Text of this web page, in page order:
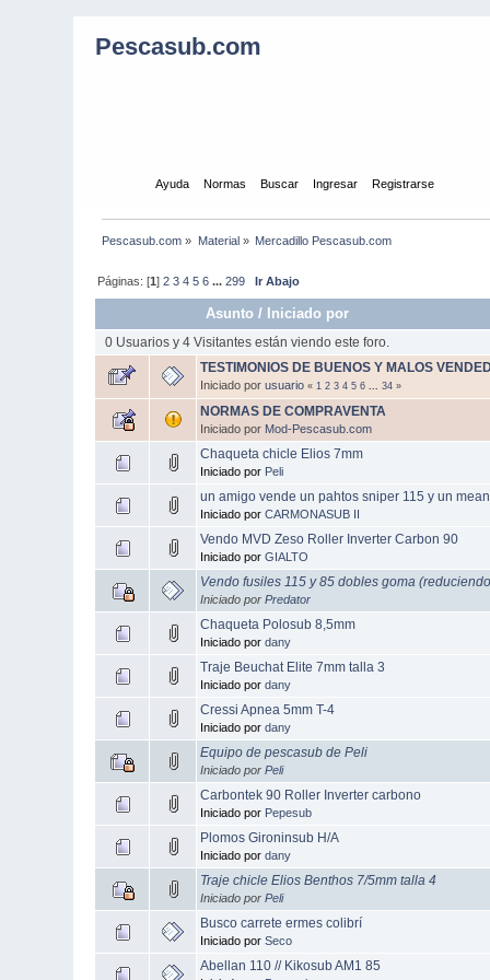
Pescasub.com
Ayuda Normas Buscar Ingresar Registrarse
Pescasub.com » Material» Mercadillo Pescasub.com
Páginas: [1]2 3 4 5 6 ...299 Ir Abajo
Asunto / Iniciado por
0 Usuarios y 4 Visitantes están viendo este foro.
TESTIMONIOS DE BUENOS Y MALOS
Iniciado porusuario « 1 2 3 4 5 6 ...34 »
NORMAS DE COMPRAVENTA
Iniciado por Mod-Pescasub.com
Chaqueta chicle Elios 7mm
Iniciado por Peli
un amigo vende un pahtos sniper 115 y un
Iniciado porCARMONASUB II
Vendo MVD Zeso Roller Inverter Carbon 90
Iniciado porGIALTO
Vendo fusiles 115 y 85 dobles goma
Iniciado porPredator
Chaqueta Polosub 8,5mm
Iniciado pordany
Traje Beuchat Elite 7mm talla 3
Iniciado pordany
Cressi Apnea 5mm T-4
Iniciado pordany
Equipo de pescasub de Peli
Iniciado porPeli
Carbontek 90 Roller Inverter carbono
Iniciado por Pepesub
Plomos Gironinsub H/A
Iniciado pordany
Traje chicle Elios Benthos 7/5mm talla 4
Iniciado porPeli
Busco carrete ermes colibrí
Iniciado porSeco
Abellan 110 // Kikosub AM1 85